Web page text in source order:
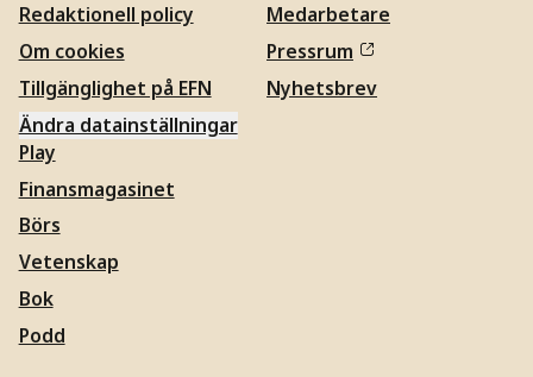
Redaktionell policy
Om cookies
Tillgänglighet på EFN
Ändra datainställningar
Medarbetare
Pressrum
Nyhetsbrev
Play
Finansmagasinet
Börs
Vetenskap
Bok
Podd